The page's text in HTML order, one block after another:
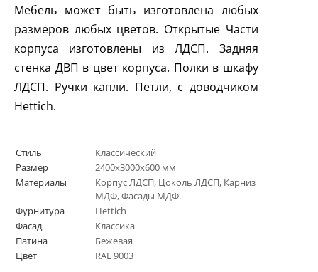
Мебель может быть изготовлена любых
размеров любых цветов. Открытые Части
корпуса изготовлены из ЛДСП. Задняя
стенка ДВП в цвет корпуса. Полки в шкафу
ЛДСП. Ручки капли. Петли, с доводчиком
Hettich.
Стиль
Классический
Размер
2400х3000х600 мм
Материалы
Корпус ЛДСП, Цоколь ЛДСП, Карниз
МДФ, Фасады МДФ.
Фурнитура
Hettich
Фасад
Классика
Патина
Бежевая
Цвет
RAL 9003